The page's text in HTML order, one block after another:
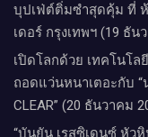
บุปเฟ่ต์ติ่มซำสุดคุ้ม ที่ ห้
เดอร์​ กรุงเทพฯ​ (19 ธัน
เปิดโลกด้วย เทคโนโล
ถอดแว่นหนาเตอะกับ “
CLEAR” (20 ธันวาคม
“บันยัน เรสซิเดนซ์ หัว